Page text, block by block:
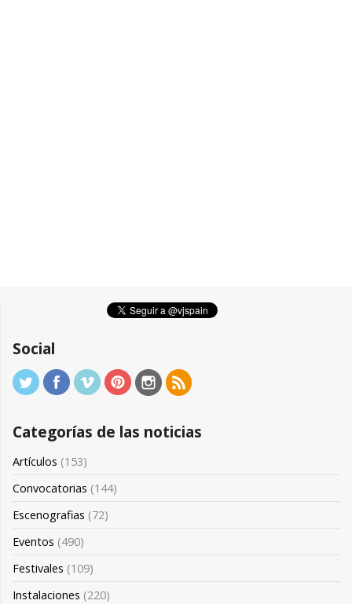
Social
Categorías de las noticias
Artículos (153)
Convocatorias (144)
Escenografias (72)
Eventos (490)
Festivales (109)
Instalaciones (220)